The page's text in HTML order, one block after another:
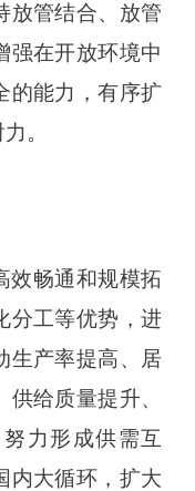
放管结合、放管
强在开放环境中
的能力，有序扩
。
畅通和规模拓
分工等优势，进
生产率提高、居
给质量提升、
力形成供需互
内大循环，扩大